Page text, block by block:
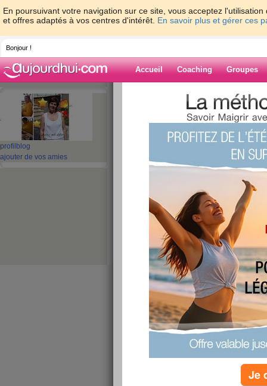
En poursuivant votre navigation sur ce site, vous acceptez
et offres adaptés à vos centres d'intérêt. En savoir plus et gérer ces
Bonjour !
Accueil Coaching Groupes
profil blog
ajouter de vos amies
>
Blog de
‹ Préc. 1 2 3 4 5
recettes encore
publié le 25/06/2009 à 19:30
Pain au jambon de dinde
Préparation : 10 minutes Cuisson : 30
300 grammes jambon de dinde 8 oeufs 1
à soupe de fromage blanc maigre Quelques
Couper en petits morceaux les jambons de
ingrédients. Faire cuire dans un moule au
Pintade au lait de coco et
Préparation : 10 minutes Cuisson : 30 Je